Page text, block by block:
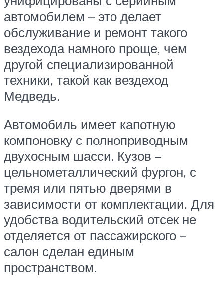
автомобилем – это делает
обслуживание и ремонт такого
вездехода намного проще, чем
другой специализированной
техники, такой как вездеход
Медведь.
Автомобиль имеет капотную
компоновку с полноприводным
двухосным шасси. Кузов –
цельнометаллический фургон, с
тремя или пятью дверями в
зависимости от комплектации. Для
удобства водительский отсек не
отделяется от пассажирского –
салон сделан единым
пространством.